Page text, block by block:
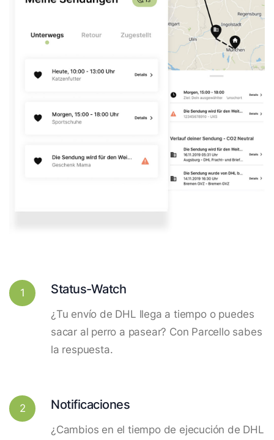
1 Status-Watch
¿Tu envío de DHL llega a tiempo o puedes
sacar al perro a pasear? Con Parcello sabes
la respuesta.
2 Notificaciones
¿Cambios en el tiempo de ejecución de DHL